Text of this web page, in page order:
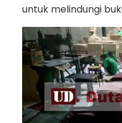
untuk melindungi